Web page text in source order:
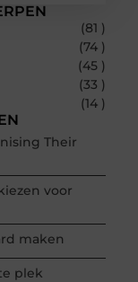
(81 )
(74 )
(45 )
(33 )
(14 )
Their
voor
maken
plek